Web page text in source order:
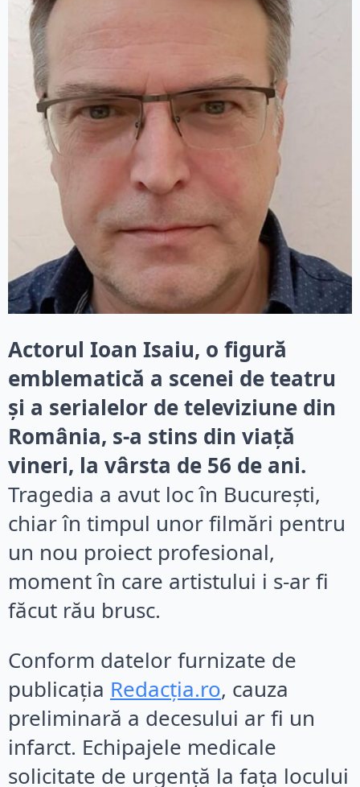
Actorul Ioan Isaiu, o figură
emblematică a scenei de teatru
și a serialelor de televiziune din
România, s-a stins din viață
vineri, la vârsta de 56 de ani.
Tragedia a avut loc în București,
chiar în timpul unor filmări pentru
un nou proiect profesional,
moment în care artistului i s-ar fi
făcut rău brusc.
Conform datelor furnizate de
publicația Redacția.ro, cauza
preliminară a decesului ar fi un
infarct. Echipajele medicale
solicitate de urgență la fața locului